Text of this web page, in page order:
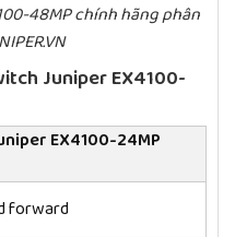
48MP chính hãng phân
JuniperEX4100-
EX4100-24MP
forward